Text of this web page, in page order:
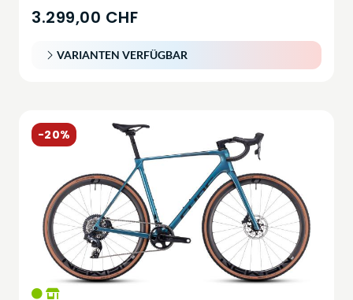
3.299,00 CHF
VARIANTEN VERFÜGBAR
-20%